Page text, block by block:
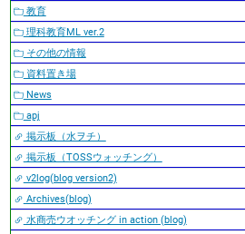
教育
理科教育ML ver.2
その他の情報
資料置き場
News
apj
掲示板（水ヲチ）
掲示板（TOSSウォッチング）
v2log(blog version2)
Archives(blog)
水商売ウオッチング in action (blog)